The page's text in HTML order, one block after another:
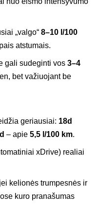
„valgo“ 8–10 l/100
atstumais.
gali sudeginti vos 3–4
bet važiuojant be
geriausiai: 18d
– apie 5,5 l/100 km.
xDrive) realiai
kelionės trumpesnės ir
kuro pranašumas